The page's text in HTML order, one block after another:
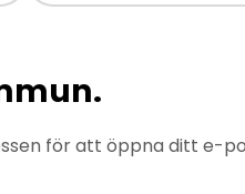
för att öppna ditt e-